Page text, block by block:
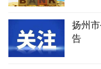
扬州
告